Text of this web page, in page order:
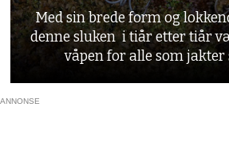
Med sin brede form og
denne sluken i tiår etter tiår
våpen for alle som jakter
ANNONSE